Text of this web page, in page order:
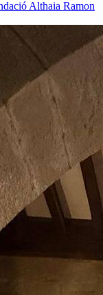
Althaia Ramon